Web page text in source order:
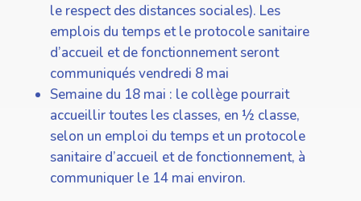
le respect des distances sociales). Les
emplois du temps et le protocole sanitaire
d’accueil et de fonctionnement seront
communiqués vendredi 8 mai
Semaine du 18 mai : le collège pourrait
accueillir toutes les classes, en ½ classe,
selon un emploi du temps et un protocole
sanitaire d’accueil et de fonctionnement, à
communiquer le 14 mai environ.